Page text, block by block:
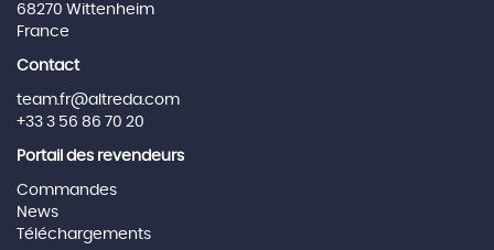
68270 Wittenheim
France
Contact
team.fr@altreda.com
+33 3 56 86 70 20
Portail des revendeurs
Commandes
News
Téléchargements